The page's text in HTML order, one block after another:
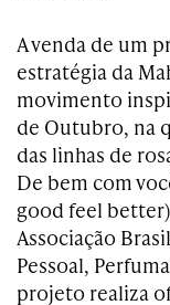
A venda de um
estratégia da
movimento
de Outubro, na
das linhas de
De bem com
good feel
Associação
Pessoal,
projeto realiza